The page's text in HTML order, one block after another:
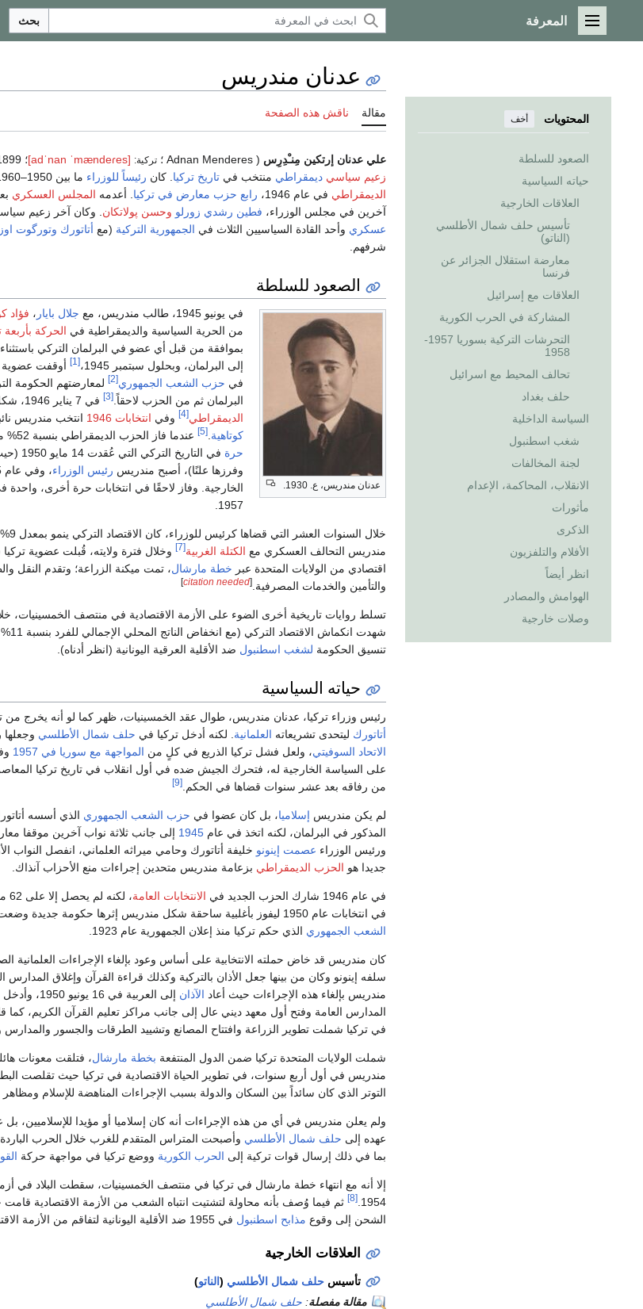
القائمة الرئيسية
المعرفة بحث
المحتويات أخف
الصعود للسلطة
حياته السياسية
العلاقات الخارجية
تأسيس حلف شمال الأطلسي
(الناتو)
معارضة استقلال الجزائر عن
فرنسا
العلاقات مع إسرائيل
المشاركة في الحرب الكورية
التحرشات التركية بسوريا 1957-
1958
تحالف المحيط مع اسرائيل
حلف بغداد
السياسة الداخلية
شغب اسطنبول
لجنة المخالفات
الانقلاب، المحاكمة، الإعدام
مأثورات
الذكرى
الأفلام والتلفزيون
انظر أيضاً
الهوامش والمصادر
وصلات خارجية
عدنان مندريس
مقالة ناقش هذه الصفحة
علي عدنان إرتكين مِنـْدِرِس ( Adnan Menderes ؛ تركية: [adˈnan
ˈmændeɾes]
؛ 1899 – 17 سبتمبر 1961) كان أول
زعيم سياسي ديمقراطي منتخب في تاريخ تركيا . كان رئيساً للوزراء ما بين 1950–1960. وهو مؤسس
الديمقراطي في عام 1946، رابع حزب معارض في تركيا . أعدمه المجلس العسكري
آخرين في مجلس الوزراء، فطين رشدي زورلو وحسن پولاتكان . وكان آخر زعيم
عسكري وأحد القادة السياسيين الثلاث في الجمهورية التركية (مع أتاتورك وتورگوت
شرفهم.
الصعود للسلطة
عدنان مندريس، ع. 1930.
في يونيو 1945، طالب مندريس، مع جلال بايار ، فؤاد
من الحرية السياسية والديمقراطية في الحركة بأربعة
بموافقة من قبل أي عضو في البرلمان التركي باستثناء
إلى البرلمان، وبحلول سبتمبر 1945،
[1]
أوقفت عضوية
في حزب الشعب الجمهوري[2]
لمعارضتهم الحكومة
البرلمان ثم من الحزب لاحقاً.[3] في 7 يناير 1946، شكل الأربعة
الديمقراطي[4] وفي انتخابات 1946
انتخب مندريس
كوتاهية.
[5] عندما فاز الحزب الديمقراطي بنسبة 52% من الأصوات في
حرة
في
وفرزها علنًا)، أصبح مندريس رئيس الوزراء
1957.
خلال السنوات العشر التي قضاها كرئيس للوزراء، كان الاقتصاد التركي ينمو بمعدل 9% سنويًا.
مندريس التحالف العسكري مع الكتلة الغربية[7] وخلال فترة ولايته، قُبلت عضوية
اقتصادي من الولايات المتحدة عبر خطة مارشال، تمت ميكنة الزراعة؛ وتقدم النقل
والتأمين والخدمات المصرفية.[
citation needed
]
تسلط روايات تاريخية أخرى الضوء على الأزمة الاقتصادية في منتصف الخمسينيات،
شهدت انكماش الاقتصاد التركي (مع انخفاض الناتج المحلي الإجمالي للفرد بنسبة 11% عام 1954)،
تنسيق الحكومة لشغب اسطنبول ضد الأقلية العرقية اليونانية (انظر أدناه).
حياته السياسية
رئيس وزراء تركيا، عدنان مندريس، طوال عقد الخمسينيات، ظهر كما لو أنه يخرج
أتاتورك ليتحدى تشريعاته العلمانية . لكنه أدخل تركيا في حلف شمال الأطلسي
الاتحاد السوفيتي، ولعل فشل تركيا الذريع في كلٍ من المواجهة مع سوريا في 1957
على السياسة الخارجية له، فتحرك الجيش ضده في أول انقلاب في تاريخ تركيا
من رفاقه بعد عشر سنوات قضاها في الحكم. [9]
لم يكن مندريس إسلاميا، بل كان عضوا في حزب الشعب الجمهوري الذي أسسه
المذكور في البرلمان، لكنه اتخذ في عام 1945 إلى جانب ثلاثة نواب آخرين موقفا
ورئيس الوزراء عصمت إينونو خليفة أتاتورك وحامي ميراثه العلماني، انفصل النواب
جديدا هو الحزب الديمقراطي بزعامة مندريس متحدين إجراءات منع الأحزاب آنذاك.
في عام 1946 شارك الحزب الجديد في الانتخابات العامة
،
في انتخابات عام 1950 ليفوز بأغلبية ساحقة شكل مندريس إثرها حكومة جديدة وضعت حدا لهيمنة
الشعب الجمهوري الذي حكم تركيا منذ إعلان الجمهورية عام 1923.
كان مندريس قد خاض حملته الانتخابية على أساس وعود بإلغاء الإجراءات العلمانية
سلفه إينونو وكان من بينها جعل الأذان بالتركية وكذلك قراءة القرآن وإغلاق المدارس
مندريس بإلغاء هذه الإجراءات حيث أعاد الآذان
إلى العربية في
المدارس العامة وفتح أول معهد ديني عال إلى جانب مراكز تعليم القرآن الكريم، كما
في تركيا شملت تطوير الزراعة وافتتاح المصانع وتشييد الطرقات والجسور والمدارس
شملت الولايات المتحدة تركيا ضمن الدول المنتفعة بخطة مارشال، فتلقت معونات
مندريس في أول أربع سنوات، في تطوير الحياة الاقتصادية في تركيا حيث تقلصت
التوتر الذي كان سائداً بين السكان والدولة بسبب الإجراءات المناهضة للإسلام ومظاهر
ولم يعلن مندريس في أي من هذه الإجراءات أنه كان إسلاميا أو مؤيدا
عهده إلى حلف شمال الأطلسي وأصبحت المتراس المتقدم للغرب خلال الحرب
بما في ذلك إرسال قوات تركية إلى الحرب الكورية ووضع تركيا في مواجهة حركة
1954.
[8] ثم فيما وُصف بأنه محاولة لتشتيت انتباه الشعب من الأزمة الاقتصادية
الشحن إلى وقوع مذابح اسطنبول في 1955 ضد الأقلية اليونانية لتفاقم من الأزمة الاقتصادية.
العلاقات الخارجية
تأسيس حلف شمال الأطلسي (الناتو)
مقالة مفصلة: حلف شمال الأطلسي